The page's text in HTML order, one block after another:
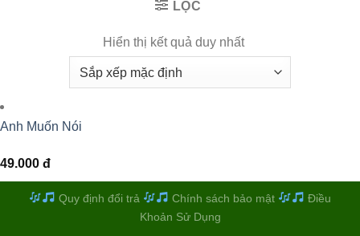
LỌC
Hiển thị kết quả duy nhất
Anh Muốn Nói
49.000 đ
Quy định đổi trả Chính sách bảo mật
Điều
Khoản Sử Dụng